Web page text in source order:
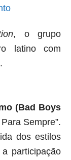
latino com
(Bad Boys
Sempre”.
dos estilos
participação